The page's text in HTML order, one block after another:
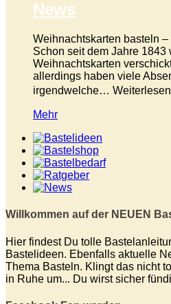
News
Weihnachtskarten basteln
Schon seit dem Jahre 1843
Weihnachtskarten
allerdings haben viele
irgendwelche…
Mehr
Willkommen auf der NEUEN
Hier findest Du tolle
Bastelideen. Ebenfalls aktuelle
Thema Basteln. Klingt das nicht
in Ruhe um... Du wirst sicher